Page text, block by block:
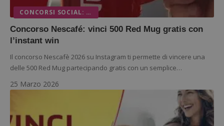
CONCORSI SOCIAL: INSTAGRAM, FACEBOOK E TIKTOK
Concorso Nescafé: vinci 500 Red Mug gratis con
l’instant win
Il concorso Nescafè 2026 su Instagram ti permette di vincere una
delle 500 Red Mug partecipando gratis con un semplice…
25 Marzo 2026